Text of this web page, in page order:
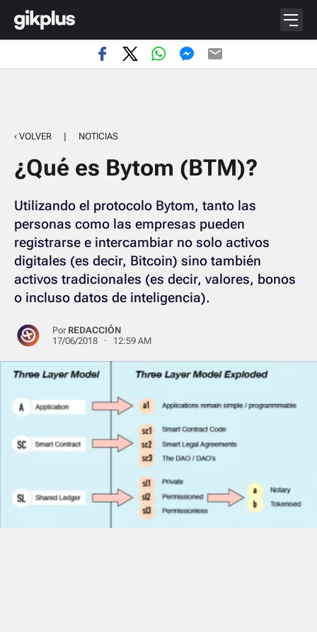
‹ VOLVER | NOTICIAS
¿Qué es Bytom (BTM)?
Utilizando el protocolo Bytom, tanto las
personas como las empresas pueden
registrarse e intercambiar no solo activos
digitales (es decir, Bitcoin) sino también
activos tradicionales (es decir, valores, bonos
o incluso datos de inteligencia).
Por REDACCIÓN
17/06/2018 · 12:59 AM